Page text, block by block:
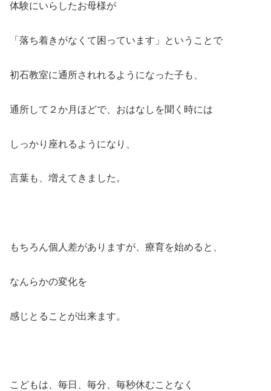
体験にいらしたお母様が
「落ち着きがなくて困っています」ということで
初石教室に通所されれるようになった子も、
通所して２か月ほどで、おはなしを聞く時には
しっかり座れるようになり、
言葉も、増えてきました。
もちろん個人差がありますが、療育を始めると、
なんらかの変化を
感じとることが出来ます。
こどもは、毎日、毎分、毎秒休むことなく